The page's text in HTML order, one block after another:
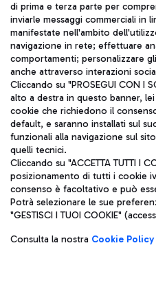
di prima e terza parte per
inviarle messaggi commerciali in
manifestate nell'ambito
navigazione in rete; effettuare
comportamenti; personalizzare
anche attraverso interazioni
Cliccando su "PROSEGUI CON I
alto a destra in questo banner,
cookie che richiedono il
default, e saranno installati sul
funzionali alla navigazione sul
quelli tecnici.
Cliccando su "ACCETTA TUTTI I
posizionamento di tutti i cookie
consenso è facoltativo e può
Potrà selezionare le sue
"GESTISCI I TUOI COOKIE"
Consulta la nostra Cookie Policy